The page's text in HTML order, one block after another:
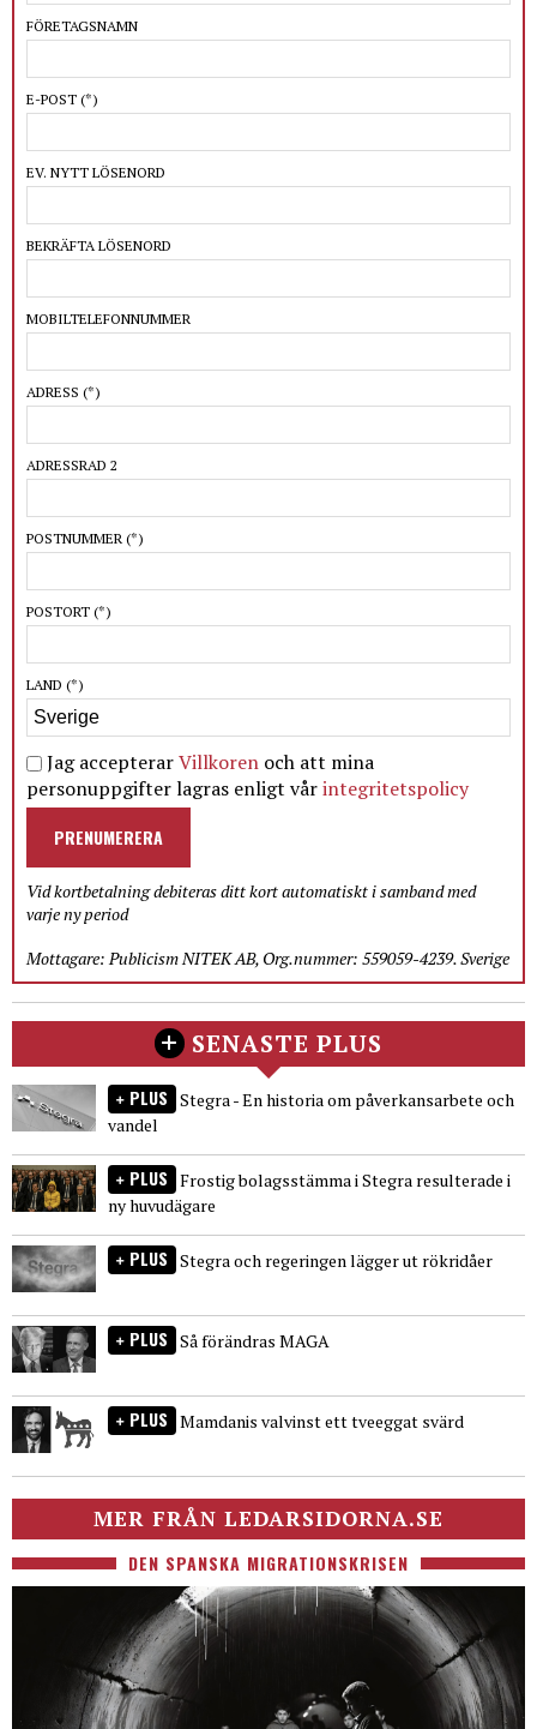
FÖRETAGSNAMN
E-POST (*)
EV. NYTT LÖSENORD
BEKRÄFTA LÖSENORD
MOBILTELEFONNUMMER
ADRESS (*)
ADRESSRAD 2
POSTNUMMER (*)
POSTORT (*)
LAND (*)
Jag accepterarVillkoren och att mina
personuppgifter lagras enligt vårintegritetspolicy
PRENUMERERA
Vid kortbetalning debiteras ditt kort automatiskt i samband med
varje ny period
Mottagare: Publicism NITEK AB, Org.nummer: 559059-4239. Sverige
SENASTE PLUS
PLUS Stegra - En historia om påverkansarbete och
vandel
PLUS Frostig bolagsstämma i Stegra resulterade i
ny huvudägare
PLUS Stegra och regeringen lägger ut rökridåer
PLUS Så förändras MAGA
PLUS Mamdanis valvinst ett tveeggat svärd
MER FRÅN LEDARSIDORNA.SE
DEN SPANSKA MIGRATIONSKRISEN